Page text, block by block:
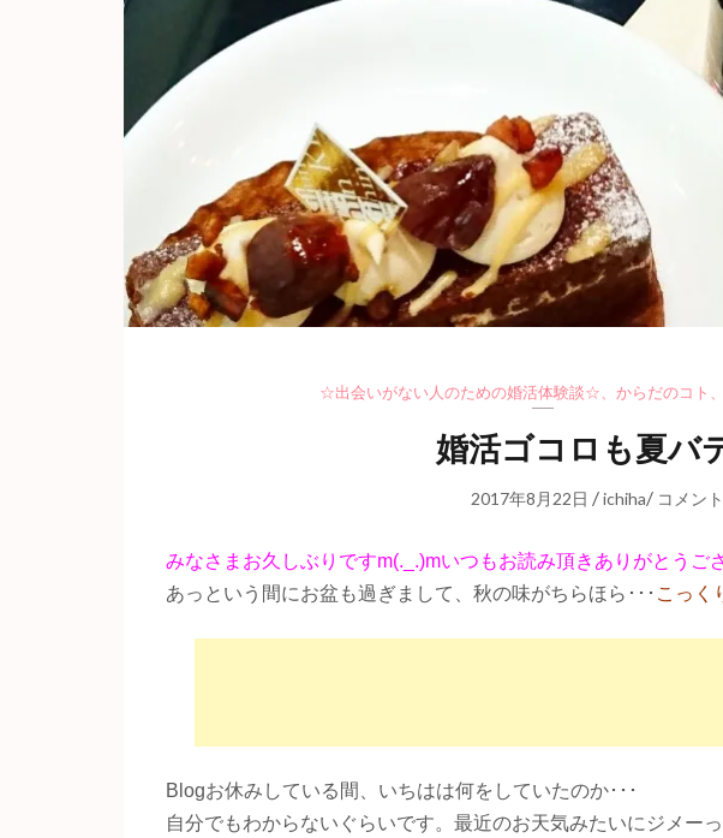
☆出会いがない人のための婚活体験談☆ からだのコト
婚活ゴコロも夏バ
2017年8月22日 /ichiha/ コメン
みなさまお久しぶりですm(._.)mいつもお読み頂きありがとうご
あっという間にお盆も過ぎまして、秋の味がちらほら･･･ こっく
Blogお休みしている間、いちはは何をしていたのか･･･
自分でもわからないぐらいです。最近のお天気みたいにジメー